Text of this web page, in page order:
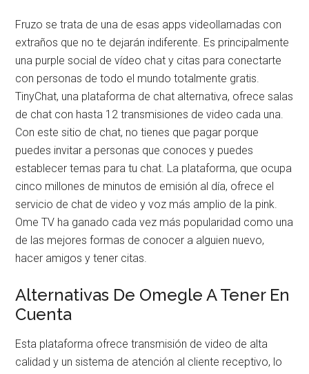
Fruzo se trata de una de esas apps videollamadas con
extraños que no te dejarán indiferente. Es principalmente
una purple social de vídeo chat y citas para conectarte
con personas de todo el mundo totalmente gratis.
TinyChat, una plataforma de chat alternativa, ofrece salas
de chat con hasta 12 transmisiones de video cada una.
Con este sitio de chat, no tienes que pagar porque
puedes invitar a personas que conoces y puedes
establecer temas para tu chat. La plataforma, que ocupa
cinco millones de minutos de emisión al día, ofrece el
servicio de chat de video y voz más amplio de la pink.
Ome TV ha ganado cada vez más popularidad como una
de las mejores formas de conocer a alguien nuevo,
hacer amigos y tener citas.
Alternativas De Omegle A Tener En
Cuenta
Esta plataforma ofrece transmisión de video de alta
calidad y un sistema de atención al cliente receptivo, lo